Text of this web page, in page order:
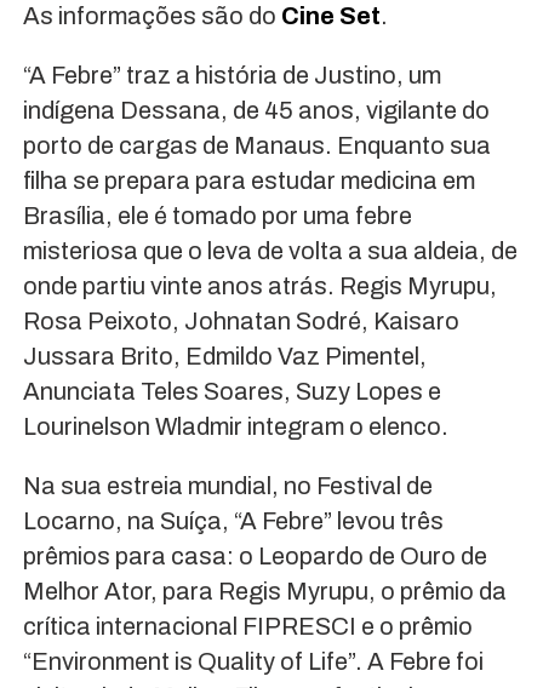
As informações são do Cine Set.
“A Febre” traz a história de Justino, um
indígena Dessana, de 45 anos, vigilante do
porto de cargas de Manaus. Enquanto sua
filha se prepara para estudar medicina em
Brasília, ele é tomado por uma febre
misteriosa que o leva de volta a sua aldeia, de
onde partiu vinte anos atrás. Regis Myrupu,
Rosa Peixoto, Johnatan Sodré, Kaisaro
Jussara Brito, Edmildo Vaz Pimentel,
Anunciata Teles Soares, Suzy Lopes e
Lourinelson Wladmir integram o elenco.
Na sua estreia mundial, no Festival de
Locarno, na Suíça, “A Febre” levou três
prêmios para casa: o Leopardo de Ouro de
Melhor Ator, para Regis Myrupu, o prêmio da
crítica internacional FIPRESCI e o prêmio
“Environment is Quality of Life”. A Febre foi